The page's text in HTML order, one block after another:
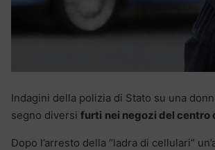
Indagini della polizia di Stato su una
segno diversi furti nei negozi del centro
Dopo l’arresto della “ladra di cellulari”